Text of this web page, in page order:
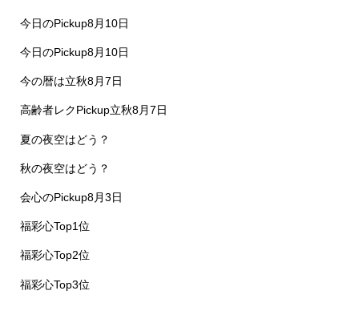
今日のPickup8月10日
今日のPickup8月10日
今の暦は立秋8月7日
高齢者レクPickup立秋8月7日
夏の夜空はどう？
秋の夜空はどう？
会心のPickup8月3日
福彩心Top1位
福彩心Top2位
福彩心Top3位